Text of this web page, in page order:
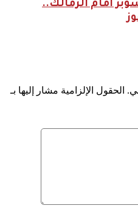
أمام الزمالك..
الحقول الإلزامية مشار إليها بـ